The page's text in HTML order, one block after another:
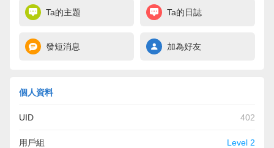
Ta的主題 Ta的日誌
發短消息 加為好友
個人資料
UID 402
用戶組 Level 2